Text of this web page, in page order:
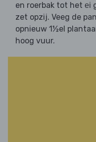
en roerbak tot het ei
zet opzij. Veeg de
opnieuw 1½el
hoog vuur.